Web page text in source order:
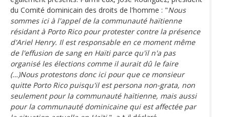
du Comité dominicain des droits de l'homme : "Nous
sommes ici à l'appel de la communauté haïtienne
résidant à Porto Rico pour protester contre la présence
d'Ariel Henry. Il est responsable en ce moment même
de l'effusion de sang en Haïti parce qu'il n'a pas
organisé les élections comme il aurait dû le faire
(…)Nous protestons donc ici pour que ce monsieur
quitte Porto Rico puisqu'il est persona non-grata, non
seulement pour la communauté haïtienne, mais aussi
pour la communauté dominicaine qui est affectée par